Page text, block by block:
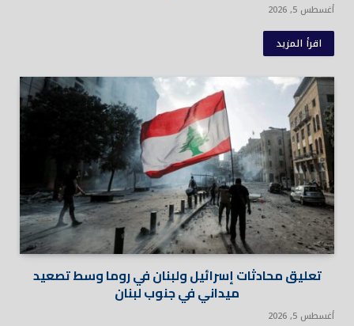
أغسطس 5, 2026
اقرأ المزيد
تعليق محادثات إسرائيل ولبنان في روما وسط تصعيد
ميداني في جنوب لبنان
أغسطس 5, 2026